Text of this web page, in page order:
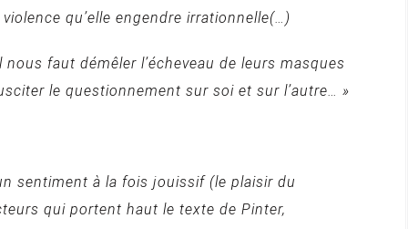
qu’elle engendre irrationnelle(…)
faut démêler l’écheveau de leurs masques
le questionnement sur soi et sur l’autre… »
sentiment à la fois jouissif (le plaisir du
qui portent haut le texte de Pinter,